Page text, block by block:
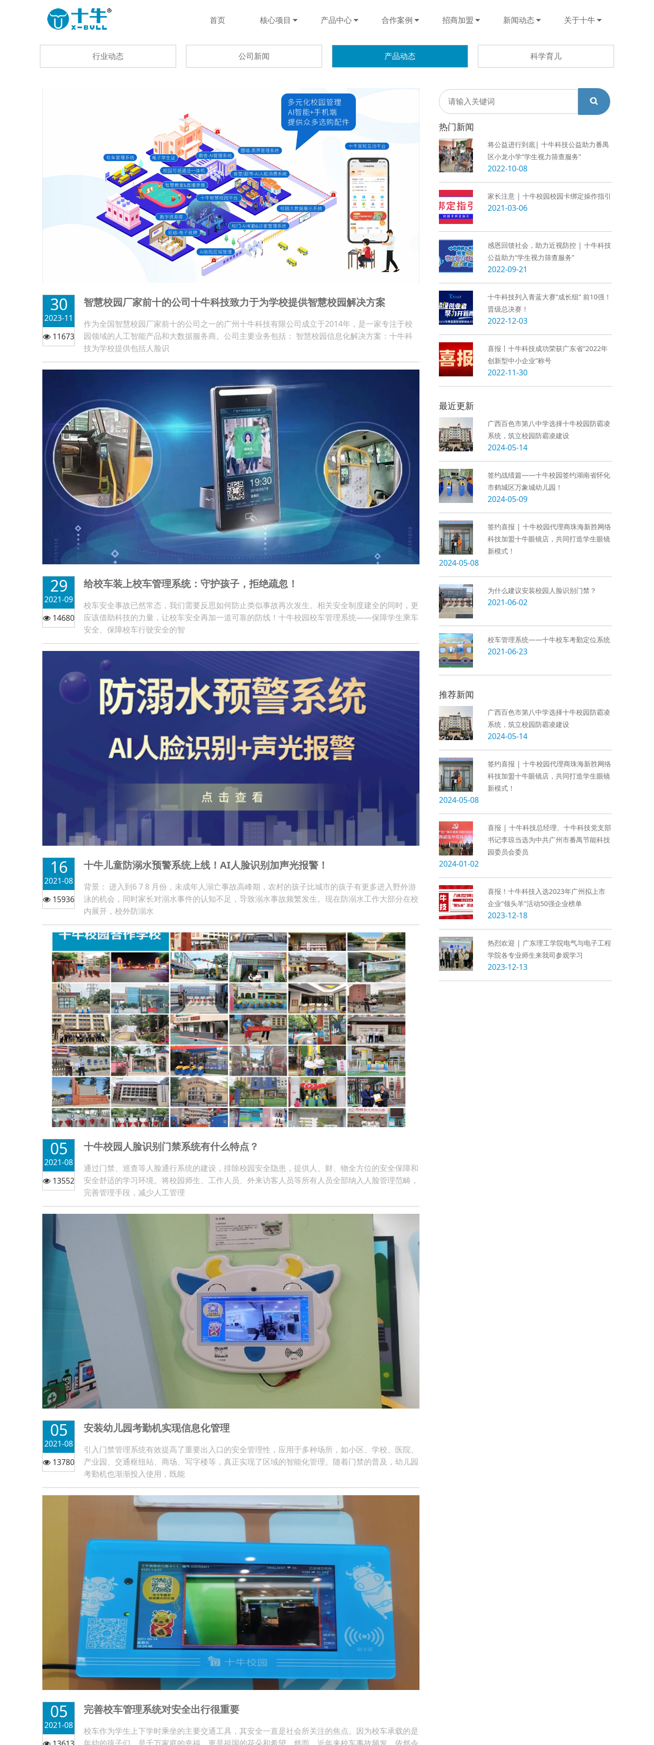
首页 核心项目 产品中心 合作案例 招商加盟 新闻动态 关于十牛
行业动态 公司新闻 产品动态 科学育儿
30
2023-11
11673
智慧校园厂家前十的公司十牛科技致力于为学校提供智慧校园解决方案
作为全国智慧校园厂家前十的公司之一的广州十牛科技有限公司成立于2014年，是一家专注于校
园领域的人工智能产品和大数据服务商。公司主要业务包括： 智慧校园信息化解决方案：十牛科
技为学校提供包括人脸识
29
2021-09
14680
给校车装上校车管理系统：守护孩子，拒绝疏忽！
校车安全事故已然常态，我们需要反思如何防止类似事故再次发生。相关安全制度建全的同时，更
应该借助科技的力量，让校车安全再加一道可靠的防线！十牛校园校车管理系统——保障学生乘车
安全、保障校车行驶安全的智
16
2021-08
15936
十牛儿童防溺水预警系统上线！AI人脸识别加声光报警！
背景： 进入到6 7 8 月份，未成年人溺亡事故高峰期，农村的孩子比城市的孩子有更多进入野外游
泳的机会，同时家长对溺水事件的认知不足，导致溺水事故频繁发生。现在防溺水工作大部分在校
内展开，校外防溺水
05
2021-08
13552
十牛校园人脸识别门禁系统有什么特点？
通过门禁、巡查等人脸通行系统的建设，排除校园安全隐患，提供人、财、物全方位的安全保障和
安全舒适的学习环境。将校园师生、工作人员、外来访客人员等所有人员全部纳入人脸管理范畴，
完善管理手段，减少人工管理
05
2021-08
13780
安装幼儿园考勤机实现信息化管理
引入门禁管理系统有效提高了重要出入口的安全管理性，应用于多种场所，如小区、学校、医院、
产业园、交通枢纽站、商场、写字楼等，真正实现了区域的智能化管理。随着门禁的普及，幼儿园
考勤机也渐渐投入使用，既能
05
2021-08
完善校车管理系统对安全出行很重要
校车作为学生上下学时乘坐的主要交通工具，其安全一直是社会所关注的焦点。因为校车承载的是
热门新闻
将公益进行到底| 十牛科技公益助力番禺
区小龙小学“学生视力筛查服务”
2022-10-08
家长注意 | 十牛校园校园卡绑定操作指引
2021-03-06
感恩回馈社会，助力近视防控 | 十牛科技
公益助力“学生视力筛查服务”
2022-09-21
十牛科技列入青蓝大赛“成长组” 前10强！
晋级总决赛！
2022-12-03
喜报丨十牛科技成功荣获广东省“2022年
创新型中小企业”称号
2022-11-30
最近更新
广西百色市第八中学选择十牛校园防霸凌
系统，筑立校园防霸凌建设
2024-05-14
签约战绩篇——十牛校园签约湖南省怀化
市鹤城区万象城幼儿园！
2024-05-09
签约喜报 | 十牛校园代理商珠海新胜网络
科技加盟十牛眼镜店，共同打造学生眼镜
新模式！
2024-05-08
为什么建议安装校园人脸识别门禁？
2021-06-02
校车管理系统——十牛校车考勤定位系统
2021-06-23
推荐新闻
广西百色市第八中学选择十牛校园防霸凌
系统，筑立校园防霸凌建设
2024-05-14
签约喜报 | 十牛校园代理商珠海新胜网络
科技加盟十牛眼镜店，共同打造学生眼镜
新模式！
2024-05-08
喜报 | 十牛科技总经理、十牛科技党支部
书记李琼当选为中共广州市番禺节能科技
园委员会委员
2024-01-02
喜报！十牛科技入选2023年广州拟上市
企业“领头羊”活动50强企业榜单
2023-12-18
热烈欢迎 | 广东理工学院电气与电子工程
学院各专业师生来我司参观学习
2023-12-13